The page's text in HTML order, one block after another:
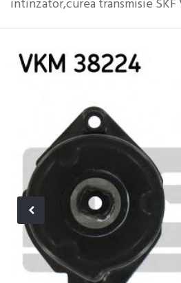
intinzator,curea transmisie SKF